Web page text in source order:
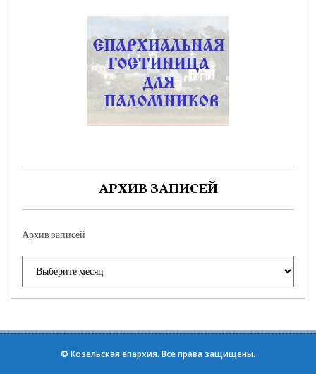
АРХИВ ЗАПИСЕЙ
Архив записей
© Козельская епархия. Все права защищены.